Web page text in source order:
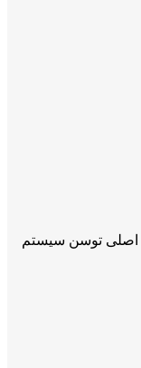
اصلی توسن سیستم